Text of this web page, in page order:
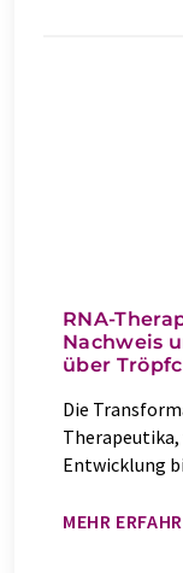
RNA-
Nachweis
über
Die
Therapeutika,
Entwicklung
MEHR